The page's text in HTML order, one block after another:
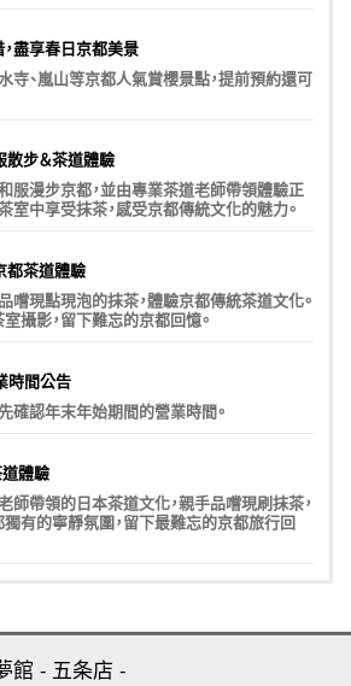
盡享春日京都美景
寺、嵐山等京都人氣賞櫻景點，提前預約還可
散步＆茶道體驗
服漫步京都，並由專業茶道老師帶領體驗正
室中享受抹茶，感受京都傳統文化的魅力。
都茶道體驗
嚐現點現泡的抹茶，體驗京都傳統茶道文化。
攝影，留下難忘的京都回憶。
時間公告
確認年末年始期間的營業時間。
體驗
師帶領的日本茶道文化，親手品嚐現刷抹茶，
有的寧靜氛圍，留下最難忘的京都旅行回
館 五条店